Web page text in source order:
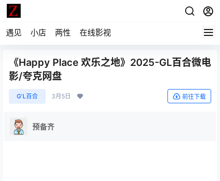
遇见 小店 两性 在线影视
《Happy Place 欢乐之地》2025-GL百合微电
影/夸克网盘
G'L百合 3月5日 前往下载
预备齐